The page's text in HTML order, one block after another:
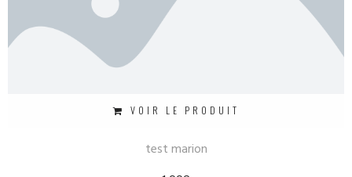
VOIR LE PRODUIT
test marion